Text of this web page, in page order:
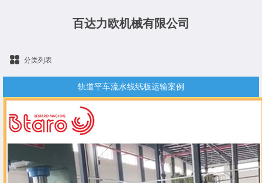
百达力欧机械有限公司
分类列表
轨道平车流水线纸板运输案例